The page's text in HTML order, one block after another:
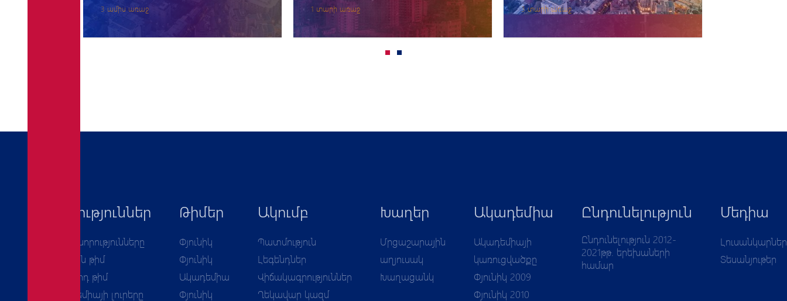
1 տարի առաջ 3 տարի առաջ 4 տարի առաջ
Նորություններ
Բոլոր նորությունները
Առաջին թիմ
Երկրորդ թիմ
Ակադեմիայի լուրերը
Թիմեր
Փյունիկ
Փյունիկ
Ակադեմիա
Փյունիկ
Ակումբ
Պատմություն
Լեգենդներ
Վիճակագրություններ
Ղեկավար կազմ
Խաղեր
Մրցաշարային
աղյուսակ
Խաղացանկ
Ակադեմիա
Ակադեմիայի
կառուցվածքը
Փյունիկ 2009
Փյունիկ 2010
Ընդունելություն
Ընդունելություն 2012-
2021թթ. երեխաների
համար
Մեդիա
Լուսանկարներ
Տեսանյութեր